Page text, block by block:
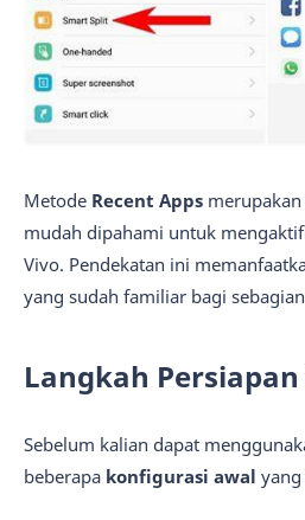
Metode Recent Apps
mudah dipahami untuk
Vivo. Pendekatan ini
yang sudah familiar bagi
Langkah Persiapan
Sebelum kalian dapat
beberapa konfigurasi awal